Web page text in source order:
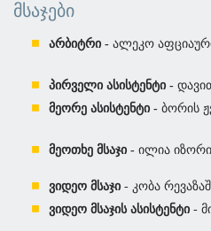
ᲛᲡᲐᲯᲔᲑᲘ
არბიტრი - ალეკო
პირველი ასისტენტი -
მეორე ასისტენტი - ბორის
მეოთხე მსაჯი - ილია
ვიდეო მსაჯი - კობა
ვიდეო მსაჯის ასისტენტი -